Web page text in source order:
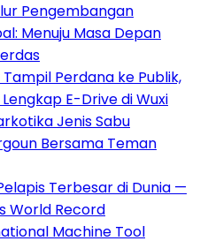
Pengembangan
Menuju Masa Depan
Perdana ke Publik,
E-Drive di Wuxi
Jenis Sabu
Bersama Teman
Terbesar di Dunia —
World Record
Machine Tool